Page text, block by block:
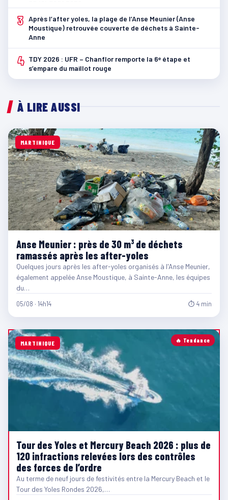
3 Après l’after yoles, la plage de l’Anse Meunier (Anse
Moustique) retrouvée couverte de déchets à Sainte-
Anne
4 TDY 2026 : UFR – Chanflor remporte la 6ᵉ étape et
s’empare du maillot rouge
À LIRE AUSSI
MARTINIQUE
Anse Meunier : près de 30 m³ de déchets
ramassés après les after-yoles
Quelques jours après les after-yoles organisés à l'Anse Meunier,
également appelée Anse Moustique, à Sainte-Anne, les équipes
du…
05/08 · 14h14 ⏱ 4 min
🔥 Tendance
MARTINIQUE
Tour des Yoles et Mercury Beach 2026 : plus de
120 infractions relevées lors des contrôles
des forces de l’ordre
Au terme de neuf jours de festivités entre la Mercury Beach et le
Tour des Yoles Rondes 2026,…